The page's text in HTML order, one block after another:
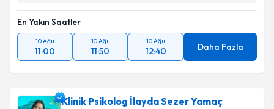
En Yakın Saatler
10 Ağu
11:00
10 Ağu
11:50
10 Ağu
12:40 Daha Fazla
Klinik Psikolog İlayda Sezer Yamaç